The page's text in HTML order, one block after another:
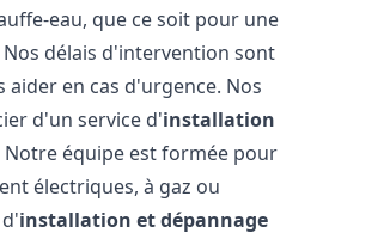
eau, que ce soit pour une
délais d'intervention sont
en cas d'urgence. Nos
d'un service d'installation
équipe est formée pour
électriques, à gaz ou
installation et dépannage